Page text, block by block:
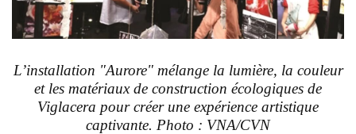
L’installation "Aurore" mélange la lumière, la couleur
et les matériaux de construction écologiques de
Viglacera pour créer une expérience artistique
captivante. Photo : VNA/CVN